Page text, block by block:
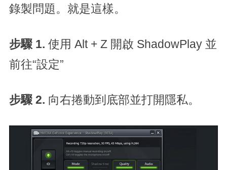
錄製問題。就是這樣。
步驟 1. 使用 Alt + Z 開啟 ShadowPlay 並
前往“設定”
步驟 2. 向右捲動到底部並打開隱私。